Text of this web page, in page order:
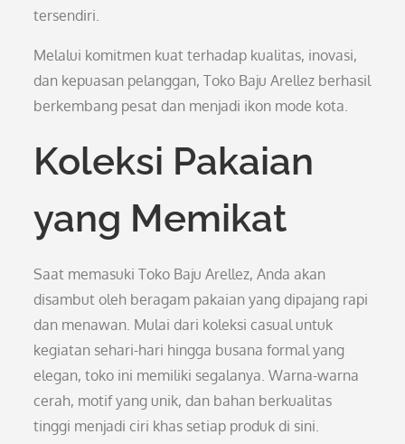
tersendiri.
Melalui komitmen kuat terhadap kualitas, inovasi,
dan kepuasan pelanggan, Toko Baju Arellez berhasil
berkembang pesat dan menjadi ikon mode kota.
Koleksi Pakaian
yang Memikat
Saat memasuki Toko Baju Arellez, Anda akan
disambut oleh beragam pakaian yang dipajang rapi
dan menawan. Mulai dari koleksi casual untuk
kegiatan sehari-hari hingga busana formal yang
elegan, toko ini memiliki segalanya. Warna-warna
cerah, motif yang unik, dan bahan berkualitas
tinggi menjadi ciri khas setiap produk di sini.